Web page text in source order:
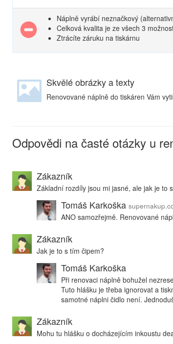
Náplně vyrábí neznačkový
Celková kvalita je ze všech 3
Ztrácíte záruku na tiskárnu
Skvělé obrázky a texty
Renovované náplně do tiskáren Vám
Odpovědi na časté otázky u
Zákazník
Základní rozdíly jsou mi jasné, ale jak je to
Tomáš Karkoška
ANO samozřejmě. Renovované
Zákazník
Jak je to s tím čipem?
Tomáš Karkoška
Při renovaci náplně bohužel
Tuto hlášku je třeba ignorovat a
samotné náplni čidlo není.
Zákazník
Mohu tu hlášku o docházejícím inkoustu